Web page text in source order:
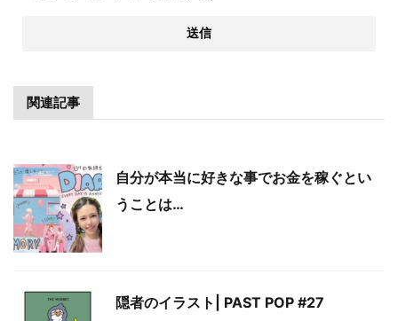
関連記事
自分が本当に好きな事でお金を稼ぐとい
うことは…
隠者のイラスト| PAST POP #27